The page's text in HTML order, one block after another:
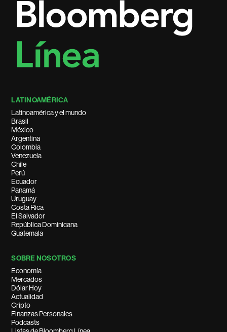
LATINOAMÉRICA
Latinoamérica y el mundo
Brasil
México
Argentina
Colombia
Venezuela
Chile
Perú
Ecuador
Panamá
Uruguay
Costa Rica
El Salvador
República Dominicana
Guatemala
SOBRE NOSOTROS
Economía
Mercados
Dólar Hoy
Actualidad
Cripto
Finanzas Personales
Podcasts